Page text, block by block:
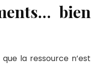
bien
la ressource n’est